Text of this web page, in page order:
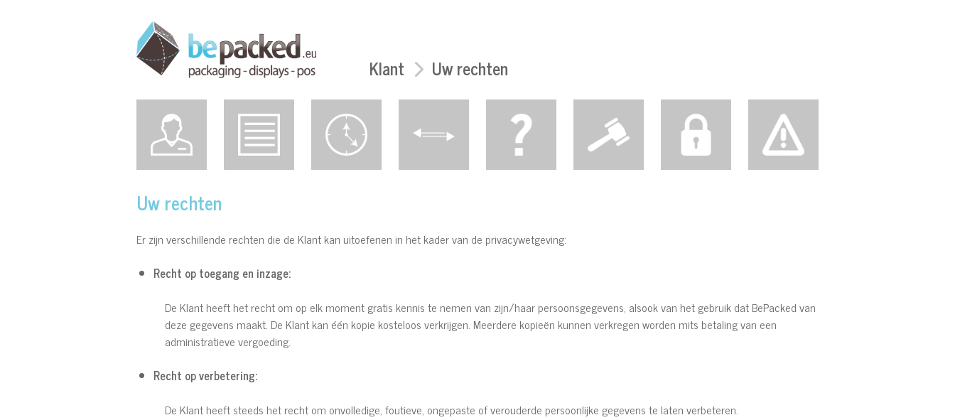
Klant Uw rechten
Uw rechten
Er zijn verschillende rechten die de Klant kan uitoefenen in het kader van de privacywetgeving:
Recht op toegang en inzage:
De Klant heeft het recht om op elk moment gratis kennis te nemen van zijn/haar persoonsgegevens, alsook van het gebruik dat BePacked van
deze gegevens maakt. De Klant kan één kopie kosteloos verkrijgen. Meerdere kopieën kunnen verkregen worden mits betaling van een
administratieve vergoeding.
Recht op verbetering:
De Klant heeft steeds het recht om onvolledige, foutieve, ongepaste of verouderde persoonlijke gegevens te laten verbeteren.